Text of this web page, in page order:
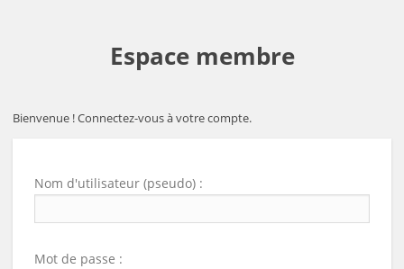
Espace membre
Bienvenue ! Connectez-vous à votre compte.
Nom d'utilisateur (pseudo) :
Mot de passe :